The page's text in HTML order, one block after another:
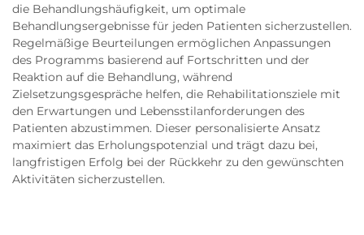
die Behandlungshäufigkeit, um optimale
Behandlungsergebnisse für jeden Patienten sicherzustellen.
Regelmäßige Beurteilungen ermöglichen Anpassungen
des Programms basierend auf Fortschritten und der
Reaktion auf die Behandlung, während
Zielsetzungsgespräche helfen, die Rehabilitationsziele mit
den Erwartungen und Lebensstilanforderungen des
Patienten abzustimmen. Dieser personalisierte Ansatz
maximiert das Erholungspotenzial und trägt dazu bei,
langfristigen Erfolg bei der Rückkehr zu den gewünschten
Aktivitäten sicherzustellen.